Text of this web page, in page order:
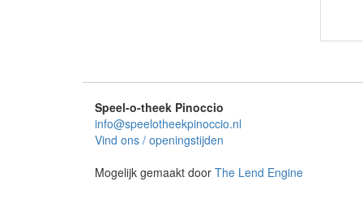
Speel-o-theek Pinoccio
info@speelotheekpinoccio.nl
Vind ons / openingstijden
Mogelijk gemaakt door The Lend Engine